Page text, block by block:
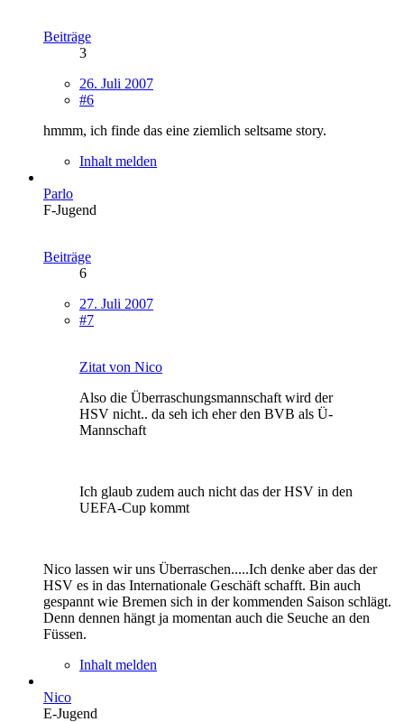
Beiträge
3
26. Juli 2007
#6
hmmm, ich finde das eine ziemlich seltsame story.
Inhalt melden
Parlo
F-Jugend
Beiträge
6
27. Juli 2007
#7
Zitat von Nico
Also die Überraschungsmannschaft wird der
HSV nicht.. da seh ich eher den BVB als Ü-
Mannschaft
Ich glaub zudem auch nicht das der HSV in den
UEFA-Cup kommt
Nico lassen wir uns Überraschen.....Ich denke aber das der
HSV es in das Internationale Geschäft schafft. Bin auch
gespannt wie Bremen sich in der kommenden Saison schlägt.
Denn dennen hängt ja momentan auch die Seuche an den
Füssen.
Inhalt melden
Nico
E-Jugend